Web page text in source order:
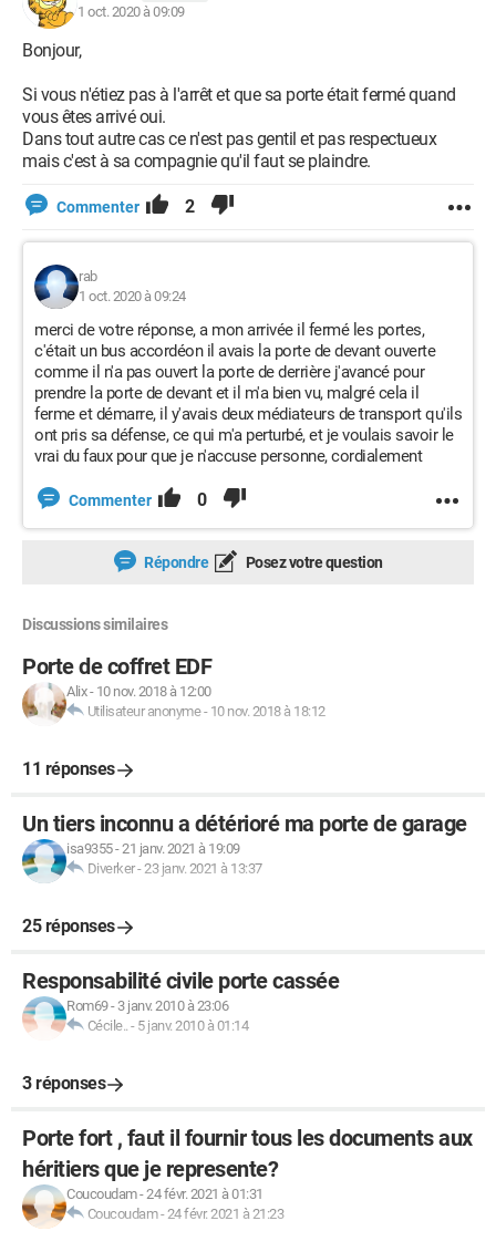
1 oct. 2020 à 09:09
Bonjour,
Si vous n'étiez pas à l'arrêt et que sa porte était fermé quand
vous êtes arrivé oui.
Dans tout autre cas ce n'est pas gentil et pas respectueux
mais c'est à sa compagnie qu'il faut se plaindre.
Commenter 2
rab
1 oct. 2020 à 09:24
merci de votre réponse, a mon arrivée il fermé les portes,
c'était un bus accordéon il avais la porte de devant ouverte
comme il n'a pas ouvert la porte de derrière j'avancé pour
prendre la porte de devant et il m'a bien vu, malgré cela il
ferme et démarre, il y'avais deux médiateurs de transport qu'ils
ont pris sa défense, ce qui m'a perturbé, et je voulais savoir le
vrai du faux pour que je n'accuse personne, cordialement
Commenter 0
Répondre Posez votre question
Discussions similaires
Porte de coffret EDF
Alix- 10 nov. 2018 à 12:00
Utilisateur anonyme- 10 nov. 2018 à 18:12
11 réponses
Un tiers inconnu a détérioré ma porte de garage
isa9355-21 janv. 2021 à 19:09
Diverker-23 janv. 2021 à 13:37
25 réponses
Responsabilité civile porte cassée
Rom69- 3 janv. 2010 à 23:06
Cécile.. - 5 janv. 2010 à 01:14
3 réponses
Porte fort , faut il fournir tous les documents aux
héritiers que je represente?
Coucoudam-24 févr. 2021 à 01:31
Coucoudam-24 févr. 2021 à 21:23